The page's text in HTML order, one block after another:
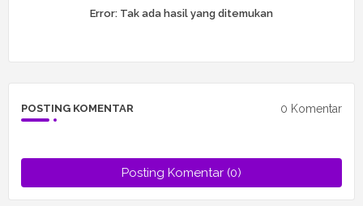
Error: Tak ada hasil yang ditemukan
POSTING KOMENTAR 0 Komentar
Posting Komentar (0)